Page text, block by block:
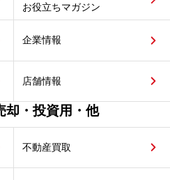
お役立ちマガジン
企業情報
店舗情報
却・投資用・他
不動産買取